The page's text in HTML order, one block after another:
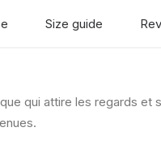
Size guide
qui attire les regards et